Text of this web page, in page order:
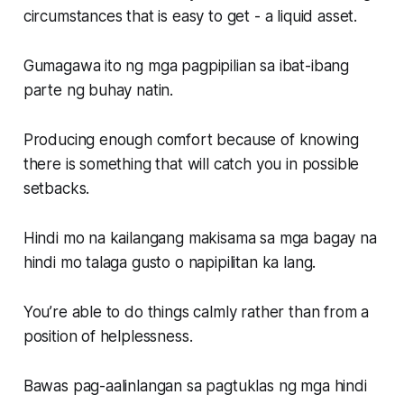
circumstances that is easy to get - a liquid asset.
Gumagawa ito ng mga pagpipilian sa ibat-ibang
parte ng buhay natin.
Producing enough comfort because of knowing
there is something that will catch you in possible
setbacks.
Hindi mo na kailangang makisama sa mga bagay na
hindi mo talaga gusto o napipilitan ka lang.
You’re able to do things calmly rather than from a
position of helplessness.
Bawas pag-aalinlangan sa pagtuklas ng mga hindi